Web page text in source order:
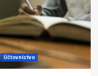
Účtovníctvo